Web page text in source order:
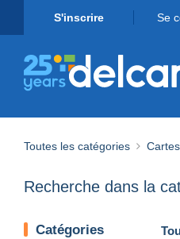
S'inscrire Se
Toutes les catégories
Recherche dans la
Catégories